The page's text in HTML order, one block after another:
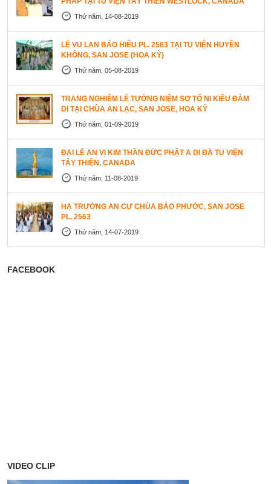
Thứ năm, 14-08-2019
LỄ VU LAN BÁO HIẾU PL. 2563 TẠI TU VIỆN HUYỀN
KHÔNG, SAN JOSE (HOA KỲ)
Thứ năm, 05-08-2019
TRANG NGHIÊM LỄ TƯỞNG NIỆM SƠ TỔ NI KIỀU ĐÀM
DI TẠI CHÙA AN LẠC, SAN JOSE, HOA KỲ
Thứ năm, 01-09-2019
ĐẠI LỄ AN VỊ KIM THÂN ĐỨC PHẬT A DI ĐÀ TU VIỆN
TÂY THIÊN, CANADA
Thứ năm, 11-08-2019
HẠ TRƯỜNG AN CƯ CHÙA BẢO PHƯỚC, SAN JOSE
PL. 2563
Thứ năm, 14-07-2019
FACEBOOK
VIDEO CLIP